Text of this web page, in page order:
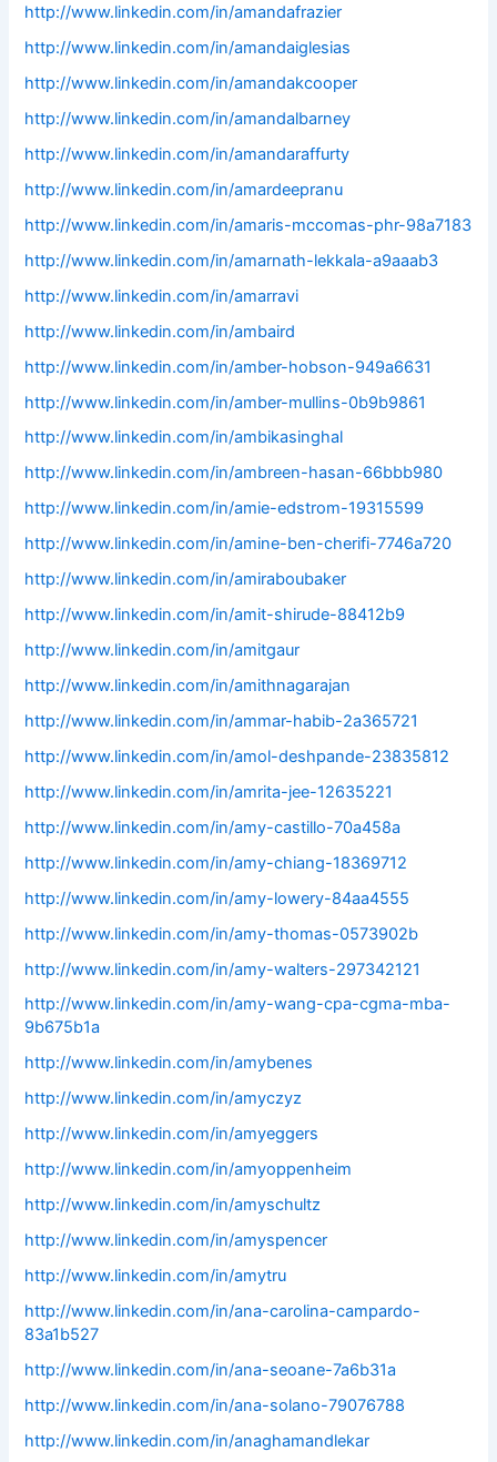
http://www.linkedin.com/in/amandafrazier
http://www.linkedin.com/in/amandaiglesias
http://www.linkedin.com/in/amandakcooper
http://www.linkedin.com/in/amandalbarney
http://www.linkedin.com/in/amandaraffurty
http://www.linkedin.com/in/amardeepranu
http://www.linkedin.com/in/amaris-mccomas-phr-98a7183
http://www.linkedin.com/in/amarnath-lekkala-a9aaab3
http://www.linkedin.com/in/amarravi
http://www.linkedin.com/in/ambaird
http://www.linkedin.com/in/amber-hobson-949a6631
http://www.linkedin.com/in/amber-mullins-0b9b9861
http://www.linkedin.com/in/ambikasinghal
http://www.linkedin.com/in/ambreen-hasan-66bbb980
http://www.linkedin.com/in/amie-edstrom-19315599
http://www.linkedin.com/in/amine-ben-cherifi-7746a720
http://www.linkedin.com/in/amiraboubaker
http://www.linkedin.com/in/amit-shirude-88412b9
http://www.linkedin.com/in/amitgaur
http://www.linkedin.com/in/amithnagarajan
http://www.linkedin.com/in/ammar-habib-2a365721
http://www.linkedin.com/in/amol-deshpande-23835812
http://www.linkedin.com/in/amrita-jee-12635221
http://www.linkedin.com/in/amy-castillo-70a458a
http://www.linkedin.com/in/amy-chiang-18369712
http://www.linkedin.com/in/amy-lowery-84aa4555
http://www.linkedin.com/in/amy-thomas-0573902b
http://www.linkedin.com/in/amy-walters-297342121
http://www.linkedin.com/in/amy-wang-cpa-cgma-mba-
9b675b1a
http://www.linkedin.com/in/amybenes
http://www.linkedin.com/in/amyczyz
http://www.linkedin.com/in/amyeggers
http://www.linkedin.com/in/amyoppenheim
http://www.linkedin.com/in/amyschultz
http://www.linkedin.com/in/amyspencer
http://www.linkedin.com/in/amytru
http://www.linkedin.com/in/ana-carolina-campardo-
83a1b527
http://www.linkedin.com/in/ana-seoane-7a6b31a
http://www.linkedin.com/in/ana-solano-79076788
http://www.linkedin.com/in/anaghamandlekar